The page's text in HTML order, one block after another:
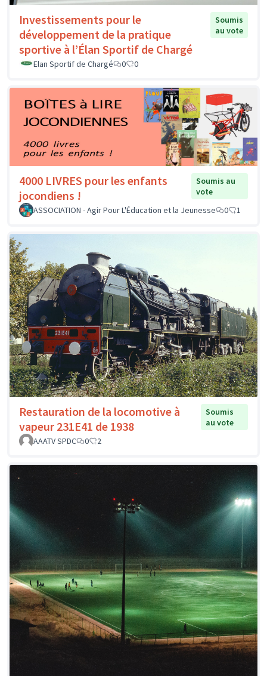
Investissements pour le
développement de la pratique
sportive à l’Élan Sportif de Chargé
Soumis
au vote
Elan Sportif de Chargé 0 0
4000 LIVRES pour les enfants
jocondiens !
Soumis au
vote
ASSOCIATION - Agir Pour L'Éducation et la Jeunesse
0 1
Restauration de la locomotive à
vapeur 231E41 de 1938
Soumis
au vote
AAATV SPDC
0 2